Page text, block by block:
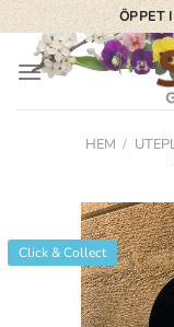
Skip
to
content
ÖPPET
HEM /
Click & Collect